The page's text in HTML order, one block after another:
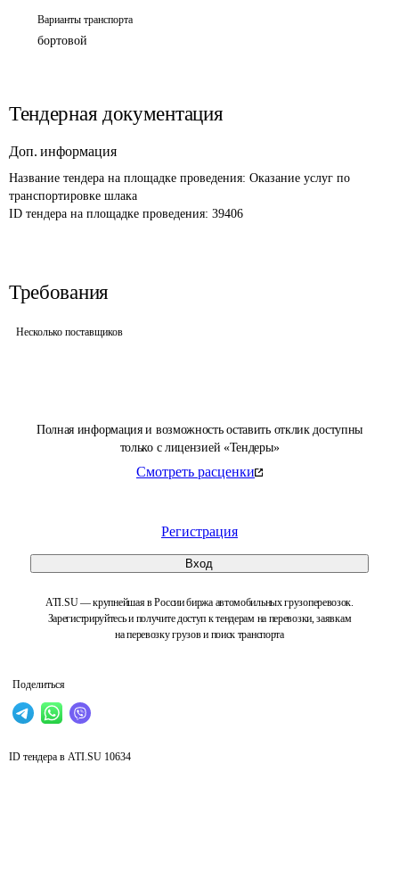
Полная информация и возможность оставить отклик доступны
только с лицензией «Тендеры»
Смотреть расценки
Регистрация
Вход
ATI.SU — крупнейшая в России биржа автомобильных грузоперевозок.
Зарегистрируйтесь и получите доступ к тендерам на перевозки, заявкам
на перевозку грузов и поиск транспорта
Поделиться
Варианты транспорта
бортовой
Тендерная документация
Доп. информация
Название тендера на площадке проведения: Оказание услуг по
транспортировке шлака
ID тендера на площадке проведения: 39406
Требования
Несколько поставщиков
ID тендера в ATI.SU 10634